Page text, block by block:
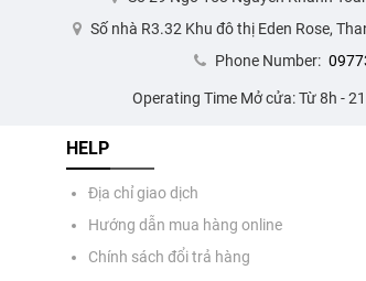
Số nhà R3.32 Khu đô thị Eden Rose,
Phone Number:
Operating Time Mở cửa: Từ 8h -
HELP
Địa chỉ giao dịch
Hướng dẫn mua hàng online
Chính sách đổi trả hàng